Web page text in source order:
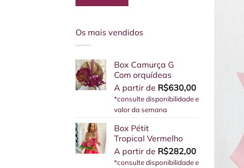
Os mais vendidos
Box Camurça G
Com orquídeas
A partir de R$630,00
*consulte disponibilidade e
valor da semana
Box Pétit
Tropical Vermelho
A partir de R$282,00
*consulte disponibilidade e